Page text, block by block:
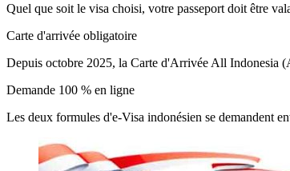
Quel que soit le visa choisi, votre passeport doit être
Carte d'arrivée obligatoire
Depuis octobre 2025, la Carte d'Arrivée All Indonesia
Demande 100 % en ligne
Les deux formules d'e-Visa indonésien se demandent